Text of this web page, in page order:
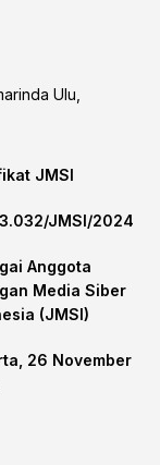
Ulu,
JMSI
JMSI/2024
Anggota
Media Siber
(JMSI)
26 November